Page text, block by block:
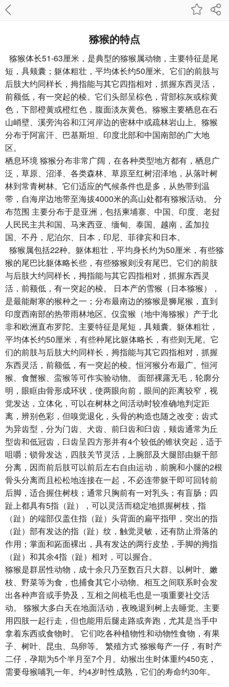
猕猴的特点
猕猴体长51-63厘米，是典型的猕猴属动物，主要特征是尾
短，具颊囊；躯体粗壮，平均体长约50厘米。它们的前肢与
后肢大约同样长，拇指能与其它四指相对，抓握东西灵活，
前额低，有一突起的棱。它们头部呈棕色，背部棕灰或棕黄
色，下部橙黄或橙红色，腹面淡灰黄色。猕猴主要栖息在石
山峭壁、溪旁沟谷和江河岸边的密林中或疏林岩山上。猕猴
分布于阿富汗、巴基斯坦、印度北部和中国南部的广大地
区。
栖息环境 猕猴分布非常广阔，在各种类型地方都有，栖息广
泛，草原、沼泽、各类森林、草原至红树沼泽地，从落叶树
林到常青树林。它们适应的气候条件也是多，从热带到温
带，自海岸边地带至海拔4000米的高山处都有猕猴活动。 分
布范围 主要分布于是亚洲，包括柬埔寨、中国、印度、老挝
人民民主共和国、马来西亚、缅甸、泰国、越南，孟加拉
国、不丹，尼泊尔、日本，印尼、菲律宾和日本。
猕猴属包括22种。躯体粗壮，平均身长约为50厘米，有些猕
猴的尾巴比躯体略长些，有些猕猴则没有尾巴。它们的前肢
与后肢大约同样长，拇指能与其它四指相对，抓握东西灵
活，前额低，有一突起的棱。 日本产的雪猴（日本猕猴），
是最能耐寒的猴种之一；分布最南边的猕猴是狮尾猴，直到
印度西南部的热带雨林地区。仅蛮猴（地中海猕猴）产于北
非和欧洲直布罗陀。主要特征是尾短，具颊囊。躯体粗壮，
平均体长约50厘米，有些种尾比躯体略长，有些则无尾。它
们的前肢与后肢大约同样长，拇指能与其它四指相对，抓握
东西灵活，前额低，有一突起的棱。恒河猴分布最广。恒河
猴、食蟹猴、蛮猴等可作实验动物。 面部裸露无毛，轮廓分
明，眼眶由骨形成环状，使两眼向前，眼间的距离较窄，视
觉发达，立体化，可以在树林之间活动时较准确地判定距
离，辨别色彩，但嗅觉退化，头骨的构造也随之改变；齿式
为异齿型，分为门齿、犬齿、前臼齿和臼齿，颊齿通常为丘
型齿和低冠齿，臼齿呈四方形并有4个较低的锥状突起，适于
咀嚼；锁骨发达，四肢关节灵活，上腕部及大腿部由躯干部
分离，因而前后肢可以前后左右自由运动，前腕和小腿的2根
骨头分离而且松松地连接在一起，不必连带躯干即可回转前
后脚，适合握住树枝；通常只胸前有一对乳头；有盲肠；四
趾上都具有5指（趾），可以灵活而稳定地抓握树枝，指
（趾）的端部仅盖住指（趾）头背面的扁平指甲，突出的指
（趾）部有发达的指（趾）纹，触觉灵敏，还有防止滑落的
作用；掌面和跖面裸出，具有发达的两行皮垫，手脚的拇指
（趾）和其余4指（趾）相对，可以握合。
猕猴是群居性动物，成十余只乃至数百只大群。以树叶、嫩
枝、野菜等为食，也捕食其它小动物。相互之间联系时会发
出各种声音或手势及，互相之间梳毛也是一项重要社交活
动。 猕猴大多白天在地面活动，夜晚退到树上去睡觉。主要
用四肢一起行走，但也能用后腿走路或奔跑，尤其是当手中
拿着东西或食物时。 它们吃各种植物性和动物性食物，有果
子、树叶、昆虫、鸟卵等。 繁殖方式 猕猴每产一仔，有时产
二仔，孕期为5个半月至7个月。幼猴出生时体重约450克，
需要母猴哺乳一年。约4岁时性成熟，它们的寿命约30年。